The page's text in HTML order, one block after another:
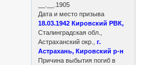
__.__.1905
Дата и место призыва
18.03.1942 Кировский РВК,
Сталинградская обл.,
Астраханский окр.,г.
Астрахань, Кировский р-н
Причина выбытия погиб в